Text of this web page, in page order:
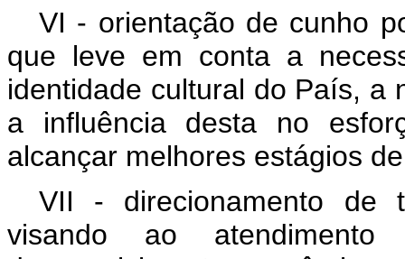
VI - orientação de cunho
que leve em conta a
identidade cultural do País, a
a influência desta no
alcançar melhores estágios
VII - direcionamento de
visando ao